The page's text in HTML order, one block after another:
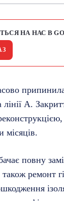
НА НАС В
лінії A.
місяців.
повну
ремонт